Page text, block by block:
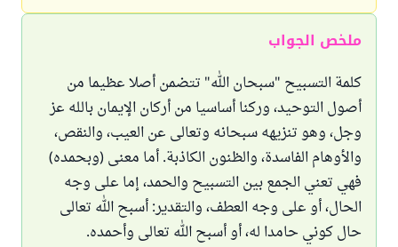
ملخص الجواب
كلمة التسبيح "سبحان الله" تتضمن أصلا عظيما من
أصول التوحيد، وركنا أساسيا من أركان الإيمان بالله عز
وجل، وهو تنزيهه سبحانه وتعالى عن العيب، والنقص،
والأوهام الفاسدة، والظنون الكاذبة. أما معنى (وبحمده)
فهي تعني الجمع بين التسبيح والحمد، إما على وجه
الحال، أو على وجه العطف، والتقدير: أسبح الله تعالى
حال كوني حامدا له، أو أسبح الله تعالى وأحمده.